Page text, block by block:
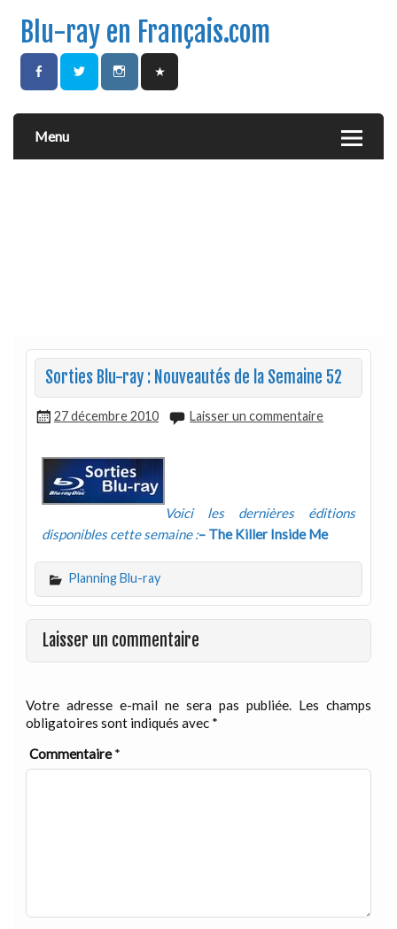
Blu-ray en Français.com
Menu
Sorties Blu-ray : Nouveautés de la Semaine 52
27 décembre 2010 Laisser un commentaire
Voici les dernières éditions
disponibles cette semaine :– The Killer Inside Me
Planning Blu-ray
Laisser un commentaire
Votre adresse e-mail ne sera pas publiée.
Les champs
obligatoires sont indiqués avec *
Commentaire*